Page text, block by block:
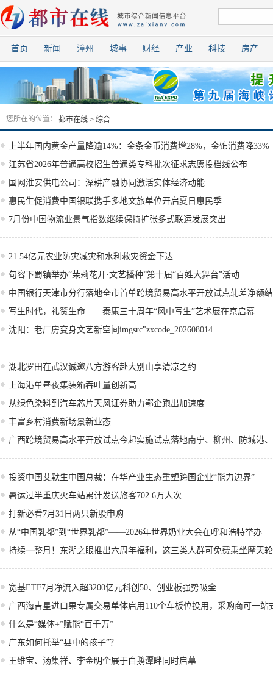
首页 新闻 漳州 城事 财经 产业 科技 房产
您所在的位置： 都市在线 > 综合
上半年国内黄金产量降逾14%：金条金币消费增28%，金饰消费降33%
江苏省2026年普通高校招生普通类专科批次征求志愿投档线公布
国网淮安供电公司：深耕产融协同激活实体经济动能
惠民生促消费中国银联携手多地文旅单位开启夏日惠民季
7月份中国物流业景气指数继续保持扩张多式联运发展突出
21.54亿元农业防灾减灾和水利救灾资金下达
句容下蜀镇举办“茉莉花开·文艺播种”第十届“百姓大舞台”活动
中国银行天津市分行落地全市首单跨境贸易高水平开放试点轧差净额
写生时代，礼赞生命——泰康三十周年“风中写生”艺术展在京启幕
沈阳：老厂房变身文艺新空间imgsrc"zxcode_202608014
湖北罗田在武汉诚邀八方游客赴大别山享清凉之约
上海港单昼夜集装箱吞吐量创新高
从绿色染料到汽车芯片天风证券助力鄂企跑出加速度
丰富乡村消费新场景新业态
广西跨境贸易高水平开放试点今起实施试点落地南宁、柳州、防城港
投资中国艾默生中国总裁：在华产业生态重塑跨国企业“能力边界”
暑运过半重庆火车站累计发送旅客702.6万人次
打新必看7月31日两只新股申购
从“中国乳都”到“世界乳都”——2026年世界奶业大会在呼和浩特举办
持续一整月！东湖之眼推出六周年福利，这三类人群可免费乘坐摩天轮
宽基ETF7月净流入超3200亿元科创50、创业板强势吸金
广西海吉星进口果专属交易单体启用110个车板位投用，采购商可一站
什么是“媒体+”赋能“百千万”
广东如何托举“县中的孩子”？
王维宝、汤集祥、李金明个展于白鹅潭畔同时启幕